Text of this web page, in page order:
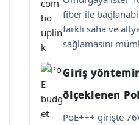
fiber ile
farklı saha ve
sağlamasını
Giriş
ölçeklenen
PoE+++ girişte